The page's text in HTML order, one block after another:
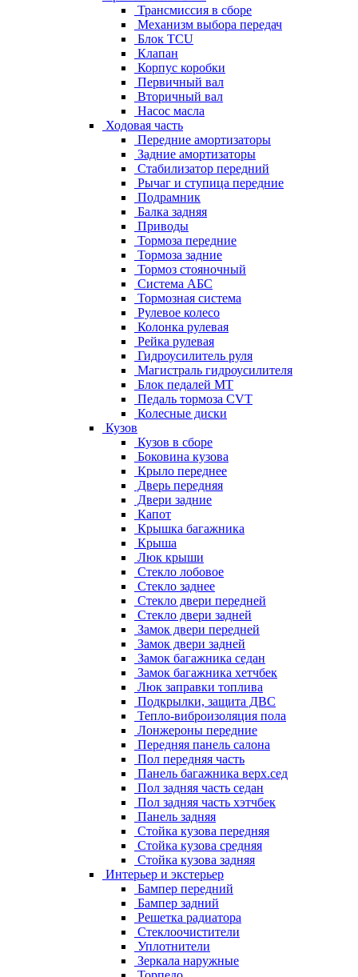
Трансмиссия в сборе
Механизм выбора передач
Блок TCU
Клапан
Корпус коробки
Первичный вал
Вторичный вал
Насос масла
Ходовая часть
Передние амортизаторы
Задние амортизаторы
Стабилизатор передний
Рычаг и ступица передние
Подрамник
Балка задняя
Приводы
Тормоза передние
Тормоза задние
Тормоз стояночный
Система АБС
Тормозная система
Рулевое колесо
Колонка рулевая
Рейка рулевая
Гидроусилитель руля
Магистраль гидроусилителя
Блок педалей МТ
Педаль тормоза CVT
Колесные диски
Кузов
Кузов в сборе
Боковина кузова
Крыло переднее
Дверь передняя
Двери задние
Капот
Крышка багажника
Крыша
Люк крыши
Стекло лобовое
Стекло заднее
Стекло двери передней
Стекло двери задней
Замок двери передней
Замок двери задней
Замок багажника седан
Замок багажника хетчбек
Люк заправки топлива
Подкрылки, защита ДВС
Тепло-виброизоляция пола
Лонжероны передние
Передняя панель салона
Пол передняя часть
Панель багажника верх.сед
Пол задняя часть седан
Пол задняя часть хэтчбек
Панель задняя
Стойка кузова передняя
Стойка кузова средняя
Стойка кузова задняя
Интерьер и экстерьер
Бампер передний
Бампер задний
Решетка радиатора
Стеклоочистители
Уплотнители
Зеркала наружные